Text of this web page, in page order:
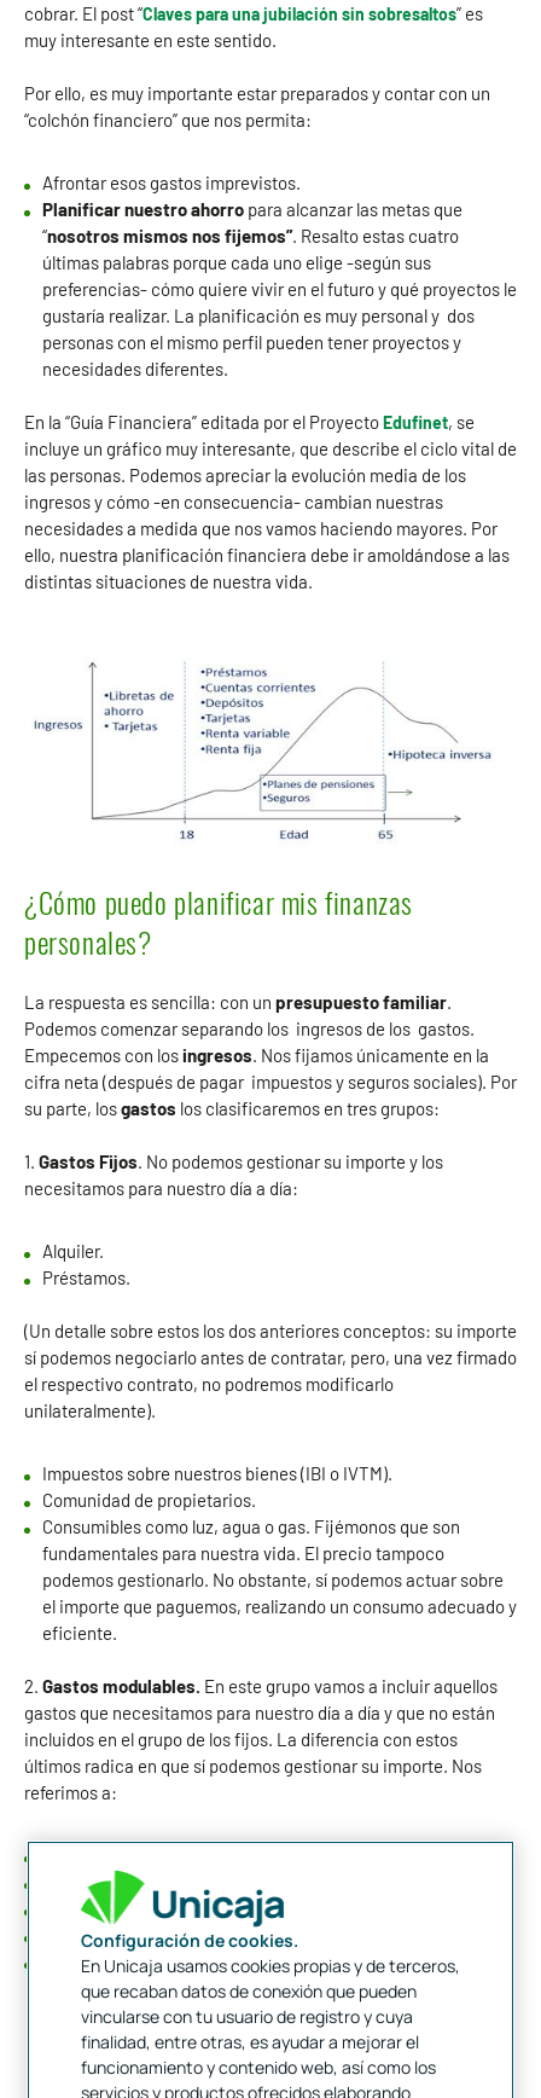
cobrar. El post “Claves para una jubilación sin sobresaltos” es
muy interesante en este sentido.
Por ello, es muy importante estar preparados y contar con un
“colchón financiero” que nos permita:
Afrontar esos gastos imprevistos.
Planificar nuestro ahorro para alcanzar las metas que
“nosotros mismos nos fijemos”. Resalto estas cuatro
últimas palabras porque cada uno elige -según sus
preferencias- cómo quiere vivir en el futuro y qué proyectos le
gustaría realizar. La planificación es muy personal y dos
personas con el mismo perfil pueden tener proyectos y
necesidades diferentes.
En la “Guía Financiera” editada por el ProyectoEdufinet, se
incluye un gráfico muy interesante, que describe el ciclo vital de
las personas. Podemos apreciar la evolución media de los
ingresos y cómo -en consecuencia- cambian nuestras
necesidades a medida que nos vamos haciendo mayores. Por
ello, nuestra planificación financiera debe ir amoldándose a las
distintas situaciones de nuestra vida.
¿Cómo puedo planificar mis finanzas
personales?
La respuesta es sencilla: con un presupuesto familiar.
Podemos comenzar separando los ingresos de los gastos.
Empecemos con losingresos. Nos fijamos únicamente en la
cifra neta (después de pagar impuestos y seguros sociales). Por
su parte, losgastos los clasificaremos en tres grupos:
1. Gastos Fijos. No podemos gestionar su importe y los
necesitamos para nuestro día a día:
Alquiler.
Préstamos.
(Un detalle sobre estos los dos anteriores conceptos: su importe
sí podemos negociarlo antes de contratar, pero, una vez firmado
el respectivo contrato, no podremos modificarlo
unilateralmente).
Impuestos sobre nuestros bienes (IBI o IVTM).
Comunidad de propietarios.
Consumibles como luz, agua o gas. Fijémonos que son
fundamentales para nuestra vida. El precio tampoco
podemos gestionarlo. No obstante, sí podemos actuar sobre
el importe que paguemos, realizando un consumo adecuado y
eficiente.
2. Gastos modulables. En este grupo vamos a incluir aquellos
gastos que necesitamos para nuestro día a día y que no están
incluidos en el grupo de los fijos. La diferencia con estos
últimos radica en que sí podemos gestionar su importe. Nos
referimos a:
Transporte.
Comunicaciones.
Seguros. Es conveniente considerar estos como necesarios,
en función de las circunstancias de cada persona, ya que nos
protegen de eventuales acontecimientos que pudieran
producirse y afectar negativamente a nuestra economía
familiar: fallecimiento, incendio, robo, etc.
Configuración de cookies.
En Unicaja usamos cookies propias y de terceros,
que recaban datos de conexión que pueden
vincularse con tu usuario de registro y cuya
finalidad, entre otras, es ayudar a mejorar el
funcionamiento y contenido web, así como los
servicios y productos ofrecidos elaborando